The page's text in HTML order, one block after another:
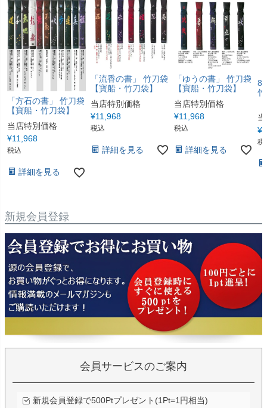
「方石の書」 竹刀袋
【寶船・竹刀袋】
当店特別価格
¥11,968
税込
詳細を見る
「流香の書」 竹刀袋
【寶船・竹刀袋】
当店特別価格
¥11,968
税込
詳細を見る
「ゆうの書」 竹刀袋
【寶船・竹刀袋】
当店特別価格
¥11,968
税込
詳細を見る
8
¥
税
新規会員登録
会員サービスのご案内
新規会員登録で500Ptプレゼント(1Pt=1円相当)